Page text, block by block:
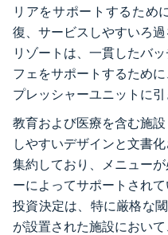
リアをサポートするため
復、サービスしやすいろ
リゾートは、一貫したバ
フェをサポートするため
プレッシャーユニットに引
教育および医療を含む施
しやすいデザインと文書
集約しており、メニュー
ーによってサポートされ
投資決定は、特に厳格な
が設置された施設におい